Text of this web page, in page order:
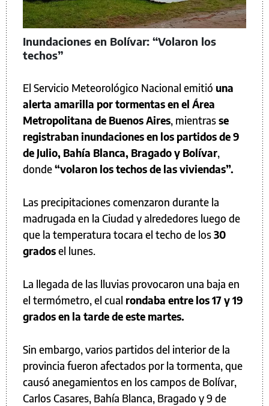
Inundaciones en Bolívar: “Volaron los
techos”
El Servicio Meteorológico Nacional emitió una
alerta amarilla portormentasen el Área
Metropolitana de Buenos Aires, mientrasse
registraban inundaciones en los partidos de 9
de Julio, Bahía Blanca, Bragado y Bolívar,
donde“volaron los techos de las viviendas”.
Las precipitaciones comenzaron durante la
madrugada en la Ciudad y alrededores luego de
que la temperatura tocara el techo de los30
gradosel lunes.
La llegada de las lluvias provocaron una baja en
el termómetro, el cual rondaba entre los 17 y 19
grados en la tarde de este martes.
Sin embargo, varios partidos del interior de la
provincia fueron afectados por la tormenta, que
causó anegamientos en los campos de Bolívar,
Carlos Casares, Bahía Blanca, Bragado y 9 de